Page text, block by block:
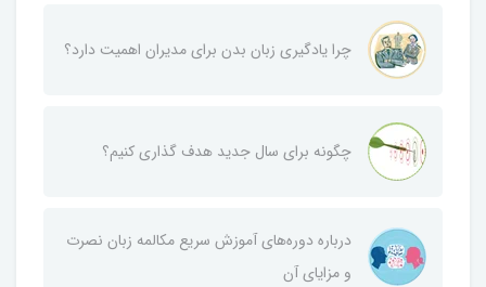
چرا یادگیری زبان بدن برای مدیران اهمیت دارد؟
چگونه برای سال جدید هدف گذاری کنیم؟
درباره دوره‌های آموزش سریع مکالمه زبان نصرت
و مزایای آن